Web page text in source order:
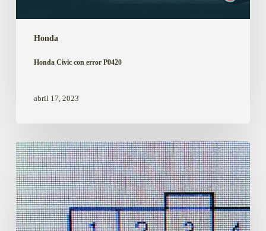
Honda
Honda Civic con error P0420
abril 17, 2023
Código
P0705
en
Honda
Civic
cortocircuito